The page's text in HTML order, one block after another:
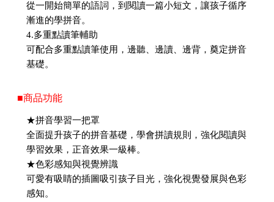
從一開始簡單的語詞，到閱讀一篇小短文，讓孩子循序
漸進的學拼音。
4.多重點讀筆輔助
可配合多重點讀筆使用，邊聽、邊讀、邊背，奠定拼音
基礎。
■商品功能
★拼音學習一把罩
全面提升孩子的拼音基礎，學會拼讀規則，強化閱讀與
學習效果，正音效果一級棒。
★色彩感知與視覺辨識
可愛有吸睛的插圖吸引孩子目光，強化視覺發展與色彩
感知。